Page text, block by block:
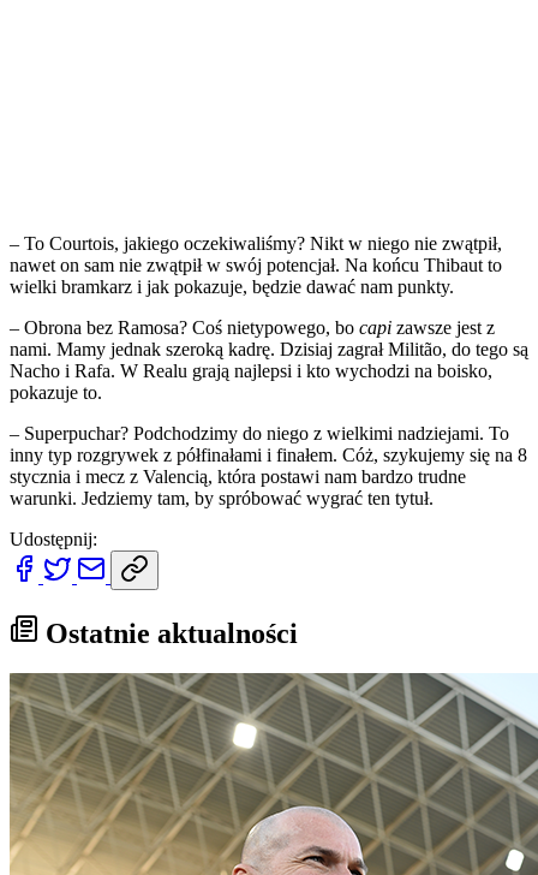
– To Courtois, jakiego oczekiwaliśmy? Nikt w niego nie zwątpił,
nawet on sam nie zwątpił w swój potencjał. Na końcu Thibaut to
wielki bramkarz i jak pokazuje, będzie dawać nam punkty.
– Obrona bez Ramosa? Coś nietypowego, bo capi zawsze jest z
nami. Mamy jednak szeroką kadrę. Dzisiaj zagrał Militão, do tego są
Nacho i Rafa. W Realu grają najlepsi i kto wychodzi na boisko,
pokazuje to.
– Superpuchar? Podchodzimy do niego z wielkimi nadziejami. To
inny typ rozgrywek z półfinałami i finałem. Cóż, szykujemy się na 8
stycznia i mecz z Valencią, która postawi nam bardzo trudne
warunki. Jedziemy tam, by spróbować wygrać ten tytuł.
Udostępnij:
Ostatnie aktualności